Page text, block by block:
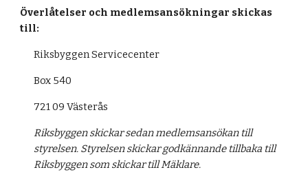
Överlåtelser och medlemsansökningar skickas
till:
Riksbyggen Servicecenter
Box 540
721 09 Västerås
Riksbyggen skickar sedan medlemsansökan till
styrelsen. Styrelsen skickar godkännande tillbaka till
Riksbyggen som skickar till Mäklare.